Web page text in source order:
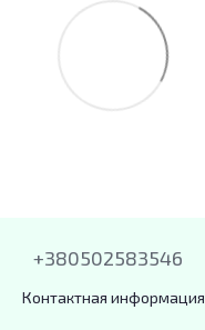
+380502583546
Контактная информация